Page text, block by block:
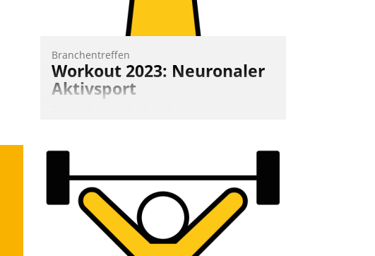
Branchentreffen
Workout 2023: Neuronaler
Aktivsport
Dazwischen zeigte Datatrain, was es
Neues zu bieten hat.